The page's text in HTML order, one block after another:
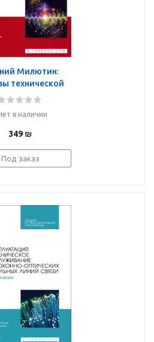
Милютин:
технической
в наличии
349 ₪
Под заказ